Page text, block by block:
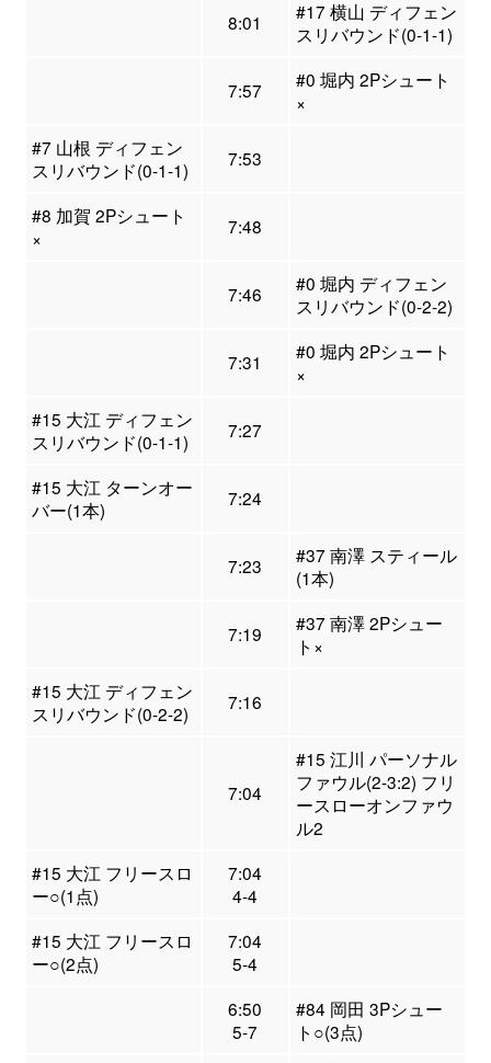
8:01
#17 横山 ディフェン
スリバウンド(0-1-1)
7:57
#0 堀内 2Pシュート
×
#7 山根 ディフェン
スリバウンド(0-1-1)
7:53
#8 加賀 2Pシュート
×
7:48
7:46
#0 堀内 ディフェン
スリバウンド(0-2-2)
7:31
#0 堀内 2Pシュート
×
#15 大江 ディフェン
スリバウンド(0-1-1)
7:27
#15 大江 ターンオー
バー(1本)
7:24
7:23
#37 南澤 スティール
(1本)
7:19
#37 南澤 2Pシュー
ト×
#15 大江 ディフェン
スリバウンド(0-2-2)
7:16
7:04
#15 江川 パーソナル
ファウル(2-3:2) フリ
ースローオンファウ
ル2
#15 大江 フリースロ
ー○(1点)
7:04
4-4
#15 大江 フリースロ
ー○(2点)
7:04
5-4
6:50
5-7
#84 岡田 3Pシュー
ト○(3点)